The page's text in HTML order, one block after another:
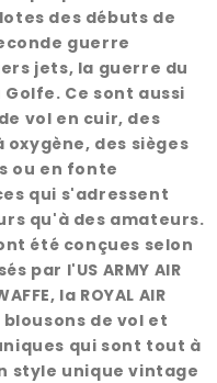
des débuts de
guerre
jets, la guerre du
Ce sont aussi
vol en cuir, des
oxygène, des sièges
ou en fonte
qui s'adressent
qu'à des amateurs.
été conçues selon
par l'US ARMY AIR
la ROYAL AIR
blousons de vol et
qui sont tout à
style unique vintage